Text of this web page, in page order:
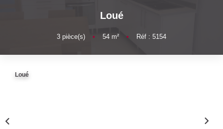
NOTRE AGENCE
Loué
3 pièce(s) • 54 m² • Réf : 5154
Loué